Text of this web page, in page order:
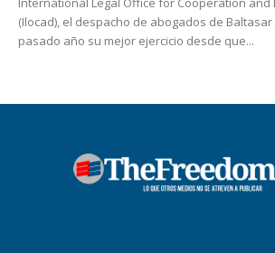
(Ilocad), el despacho de abogados de
pasado año su mejor ejercicio desde que...